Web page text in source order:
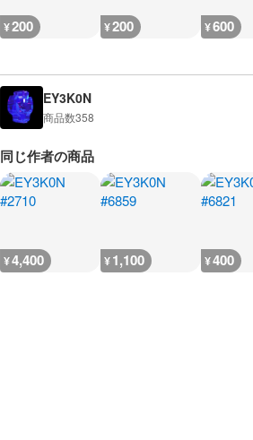
¥200 ¥200 ¥600
EY3K0N
商品数358
同じ作者の商品
¥4,400 ¥1,100 ¥400